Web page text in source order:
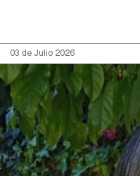
03 de Julio 2026